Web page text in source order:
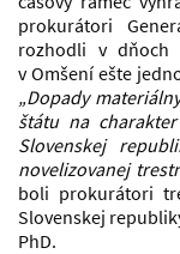
prokurátori
rozhodli v dňoch
v Omšení ešte
„Dopady
štátu na
Slovenskej
novelizovanej
boli prokurátori
Slovenskej
PhD.